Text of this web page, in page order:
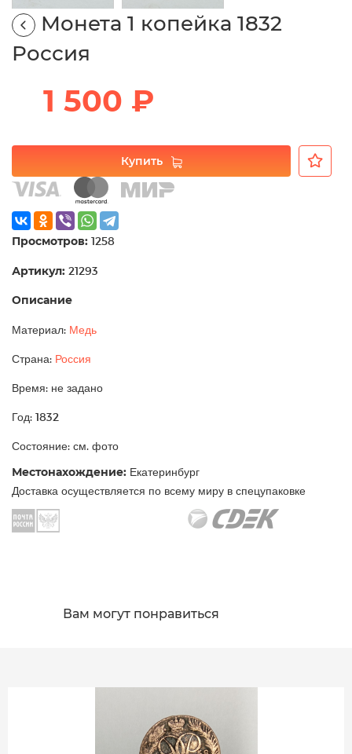
Монета 1 копейка 1832
Россия
1 500 ₽
Купить
Просмотров: 1258
Артикул: 21293
Описание
Материал: Медь
Страна: Россия
Время: не задано
Год: 1832
Состояние: см. фото
Местонахождение: Екатеринбург
Доставка осуществляется по всему миру в спецупаковке
Вам могут понравиться